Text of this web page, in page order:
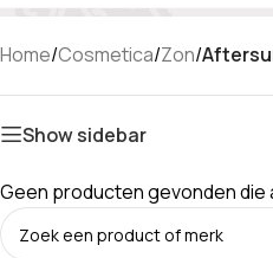
Home/Cosmetica/Zon/
Show sidebar
Geen producten gevonden die